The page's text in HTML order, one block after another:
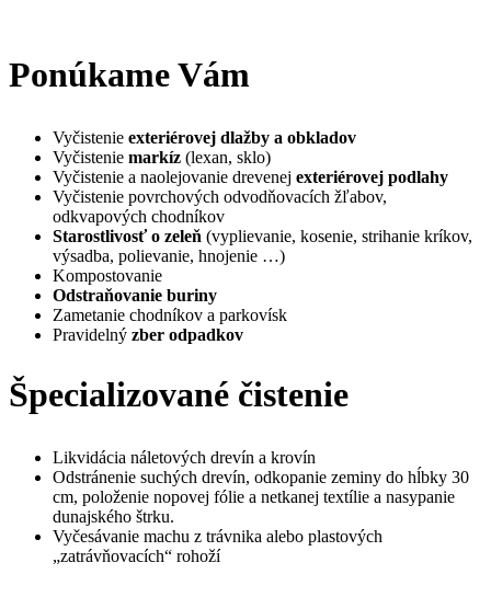
Ponúkame Vám
Vyčistenie exteriérovej dlažby a obkladov
Vyčistenie markíz (lexan, sklo)
Vyčistenie a naolejovanie drevenej exteriérovej podlahy
Vyčistenie povrchových odvodňovacích žľabov,
odkvapových chodníkov
Starostlivosť o zeleň (vyplievanie, kosenie, strihanie kríkov,
výsadba, polievanie, hnojenie …)
Kompostovanie
Odstraňovanie buriny
Zametanie chodníkov a parkovísk
Pravidelný zber odpadkov
Špecializované čistenie
Likvidácia náletových drevín a krovín
Odstránenie suchých drevín, odkopanie zeminy do hĺbky 30
cm, položenie nopovej fólie a netkanej textílie a nasypanie
dunajského štrku.
Vyčesávanie machu z trávnika alebo plastových
„zatrávňovacích“ rohoží